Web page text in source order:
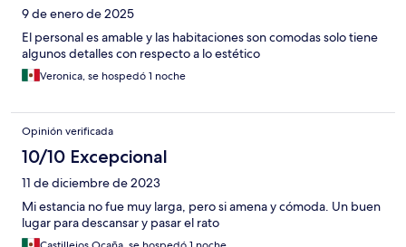
9 de enero de 2025
El personal es amable y las habitaciones son comodas solo tiene
algunos detalles con respecto a lo estético
Veronica, se hospedó 1 noche
Opinión verificada
10/10 Excepcional
11 de diciembre de 2023
Mi estancia no fue muy larga, pero si amena y cómoda. Un buen
lugar para descansar y pasar el rato